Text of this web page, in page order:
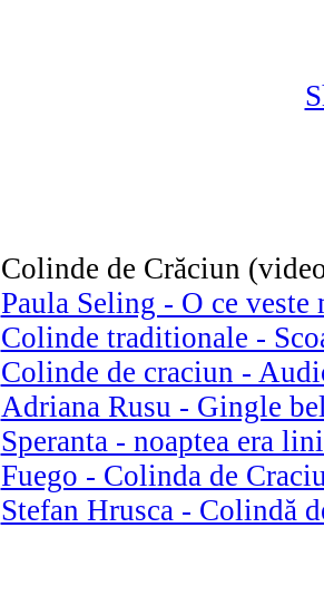
Colinde de Crăciun
Paula Seling - O ce veste
Colinde traditionale -
Colinde de craciun -
Adriana Rusu - Gingle
Speranta - noaptea era
Fuego - Colinda de
Stefan Hrusca - Colindă